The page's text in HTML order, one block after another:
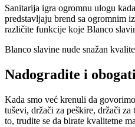
Sanitarija igra ogromnu ulogu
predstavljaju brend sa ogromnim
različite funkcije koje Blanco
Blanco slavine nude snažan
Nadogradite i
Kada smo već krenuli da
tuševi, držači za peškire, držači
to, trudite se da birate kvalitetne